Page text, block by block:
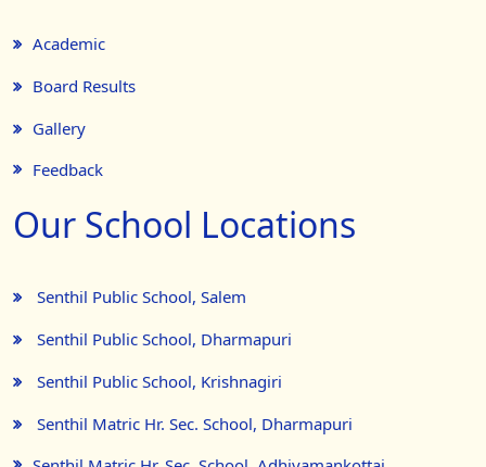
Academic
Board Results
Gallery
Feedback
Our School Locations
Senthil Public School, Salem
Senthil Public School, Dharmapuri
Senthil Public School, Krishnagiri
Senthil Matric Hr. Sec. School, Dharmapuri